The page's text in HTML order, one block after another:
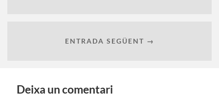
ENTRADA SEGÜENT →
Deixa un comentari